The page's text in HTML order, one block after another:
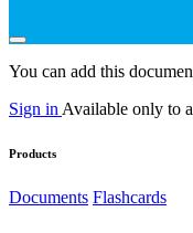
You can add this
Sign in Available only to
Products
Documents Flashcards